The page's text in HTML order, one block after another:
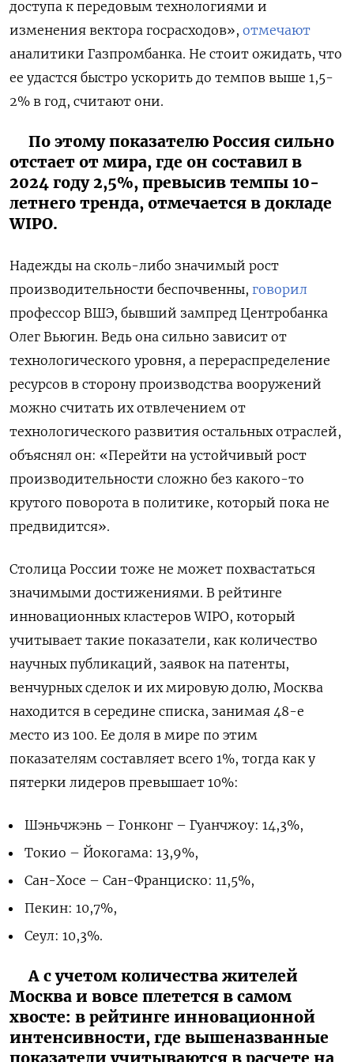
доступа к передовым технологиями и
изменения вектора госрасходов», отмечают
аналитики Газпромбанка. Не стоит ожидать, что
ее удастся быстро ускорить до темпов выше 1,5-
2% в год, считают они.
По этому показателю Россия сильно
отстает от мира, где он составил в
2024 году 2,5%, превысив темпы 10-
летнего тренда, отмечается в докладе
WIPO.
Надежды на сколь-либо значимый рост
производительности беспочвенны, говорил
профессор ВШЭ, бывший зампред Центробанка
Олег Вьюгин. Ведь она сильно зависит от
технологического уровня, а перераспределение
ресурсов в сторону производства вооружений
можно считать их отвлечением от
технологического развития остальных отраслей,
объяснял он: «Перейти на устойчивый рост
производительности сложно без какого-то
крутого поворота в политике, который пока не
предвидится».
Столица России тоже не может похвастаться
значимыми достижениями. В рейтинге
инновационных кластеров WIPO, который
учитывает такие показатели, как количество
научных публикаций, заявок на патенты,
венчурных сделок и их мировую долю, Москва
находится в середине списка, занимая 48-е
место из 100. Ее доля в мире по этим
показателям составляет всего 1%, тогда как у
пятерки лидеров превышает 10%:
Шэньчжэнь – Гонконг – Гуанчжоу: 14,3%,
Токио – Йокогама: 13,9%,
Сан-Хосе – Сан-Франциско: 11,5%,
Пекин: 10,7%,
Сеул: 10,3%.
А с учетом количества жителей
Москва и вовсе плетется в самом
хвосте: в рейтинге инновационной
интенсивности, где вышеназванные
показатели учитываются в расчете на